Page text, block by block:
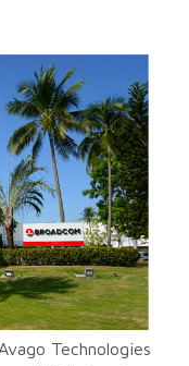
Technologies